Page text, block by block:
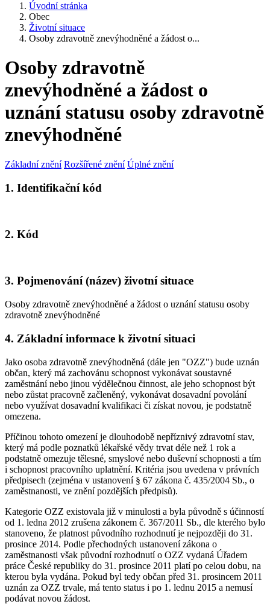
Úvodní stránka
Obec
Životní situace
Osoby zdravotně znevýhodněné a žádost o...
Osoby zdravotně
znevýhodněné a žádost o
uznání statusu osoby zdravotně
znevýhodněné
Základní znění Rozšířené znění Úplné znění
1. Identifikační kód
2. Kód
3. Pojmenování (název) životní situace
Osoby zdravotně znevýhodněné a žádost o uznání statusu osoby
zdravotně znevýhodněné
4. Základní informace k životní situaci
Jako osoba zdravotně znevýhodněná (dále jen "OZZ") bude uznán
občan, který má zachovánu schopnost vykonávat soustavné
zaměstnání nebo jinou výdělečnou činnost, ale jeho schopnost být
nebo zůstat pracovně začleněný, vykonávat dosavadní povolání
nebo využívat dosavadní kvalifikaci či získat novou, je podstatně
omezena.
Příčinou tohoto omezení je dlouhodobě nepříznivý zdravotní stav,
který má podle poznatků lékařské vědy trvat déle než 1 rok a
podstatně omezuje tělesné, smyslové nebo duševní schopnosti a tím
i schopnost pracovního uplatnění. Kritéria jsou uvedena v právních
předpisech (zejména v ustanovení § 67 zákona č. 435/2004 Sb., o
zaměstnanosti, ve znění pozdějších předpisů).
Kategorie OZZ existovala již v minulosti a byla původně s účinností
od 1. ledna 2012 zrušena zákonem č. 367/2011 Sb., dle kterého bylo
stanoveno, že platnost původního rozhodnutí je nejpozději do 31.
prosince 2014. Podle přechodných ustanovení zákona o
zaměstnanosti však původní rozhodnutí o OZZ vydaná Úřadem
práce České republiky do 31. prosince 2011 platí po celou dobu, na
kterou byla vydána. Pokud byl tedy občan před 31. prosincem 2011
uznán za OZZ trvale, má tento status i po 1. lednu 2015 a nemusí
podávat novou žádost.